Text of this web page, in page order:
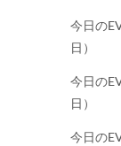
今日の
日）
今日の
日）
今日の